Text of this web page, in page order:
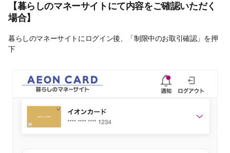
【暮らしのマネーサイトにて内容をご確認いただく
場合】
暮らしのマネーサイトにログイン後、「制限中のお取引確認」を押
下